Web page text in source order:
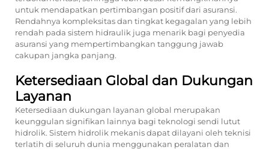
untuk mendapatkan pertimbangan positif dari asuransi.
Rendahnya kompleksitas dan tingkat kegagalan yang lebih
rendah pada sistem hidraulik juga menarik bagi penyedia
asuransi yang mempertimbangkan tanggung jawab
cakupan jangka panjang.
Ketersediaan Global dan Dukungan
Layanan
Ketersediaan dukungan layanan global merupakan
keunggulan signifikan lainnya bagi teknologi sendi lutut
hidrolik. Sistem hidrolik mekanis dapat dilayani oleh teknisi
terlatih di seluruh dunia menggunakan peralatan dan